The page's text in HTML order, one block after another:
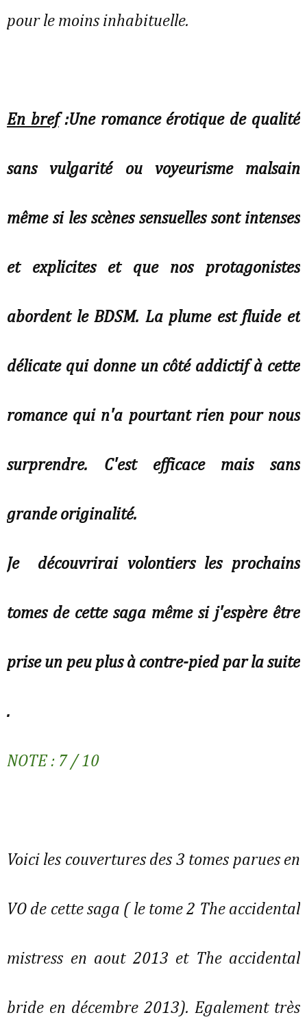
pour le moins inhabituelle.
En bref:Une romance érotique de qualité
sans vulgarité ou voyeurisme malsain
même si les scènes sensuelles sont intenses
et explicites et que nos protagonistes
abordent le BDSM. La plume est fluide et
délicate qui donne un côté addictif à cette
romance qui n'a pourtant rien pour nous
surprendre. C'est efficace mais sans
grande originalité.
Je découvrirai volontiers les prochains
tomes de cette saga même si j'espère être
prise un peu plus à contre-pied par la suite
.
NOTE : 7 / 10
Voici les couvertures des 3 tomes parues en
VO de cette saga ( le tome 2 The accidental
mistress en aout 2013 et The accidental
bride en décembre 2013). Egalement très